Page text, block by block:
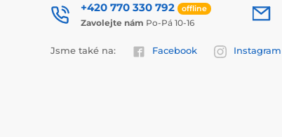
+420 770 330 792 offline
Zavolejte nám Po-Pá 10-16
Jsme také na: Facebook Instagram